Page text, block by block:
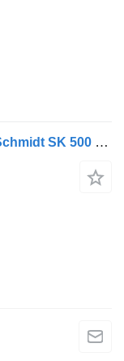
Renault Midlum 220 DXI Zamiatarka Schmidt SK 500 karcher FILM